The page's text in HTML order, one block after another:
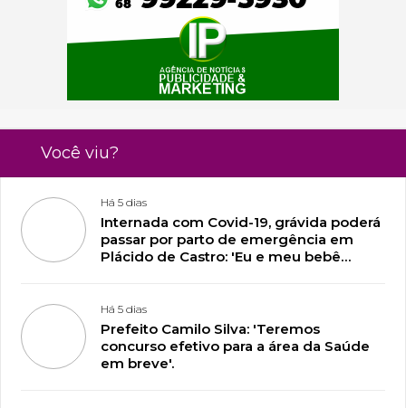
Você viu?
Há 5 dias
Internada com Covid-19, grávida poderá
passar por parto de emergência em
Plácido de Castro: 'Eu e meu bebê
Há 5 dias
Prefeito Camilo Silva: 'Teremos
concurso efetivo para a área da Saúde
em breve'.